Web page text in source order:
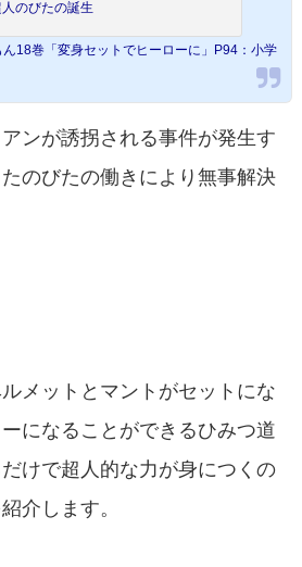
人のびたの誕生
18巻「変身セットでヒーローに」P94：小学
ンが誘拐される事件が発生す
のびたの働きにより無事解決
ルメットとマントがセットにな
になることができるひみつ道
けで超人的な力が身につくの
介します。